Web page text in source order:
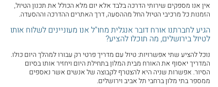
אין אנו מספקים שירותי הדרכה בלבד אלא יום מלא הכולל את תכנון הטיול,
הזמנות כל מרכיבי הטיול החל מההסעה, דרך האתרים ההדרכה וההסעדה.
הגיע לחברתנו אורח דובר אנגלית מחו"ל אנו מעוניינים לשלוח אותו
לטיול בירושלים, מה תוכלו להציע?
נוכל להציע שתי אפשרויות: טיול עם מדריך פרטי רק עבורו למהלך היום כולו.
המדריך יאסוף את האורח מבית המלון בתחילת היום ויחזיר אותו בסיום
הסיור. אפשרות שניה היא להצטרף לקבוצה של אנשים אשר נאספים
ממספר בתי מלון ברחבי תל אביב וירושלים.